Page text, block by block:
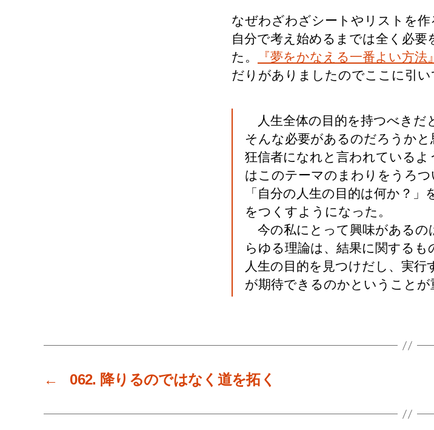
なぜわざわざシートやリストを
自分で考え始めるまでは全く必要
た。
『夢をかなえる一番よい方法』
だりがありましたのでここに引い
人生全体の目的を持つべきだ
そんな必要があるのだろうかと
狂信者になれと言われているよ
はこのテーマのまわりをうろつ
「自分の人生の目的は何か？
をつくすようになった。
今の私にとって興味があるの
らゆる理論は、結果に関するも
人生の目的を見つけだし、実
が期待できるのかということが
← 062. 降りるのではなく道を拓く